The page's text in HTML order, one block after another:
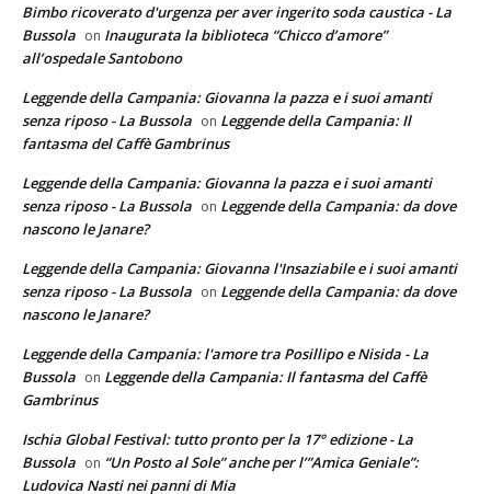
Bimbo ricoverato d'urgenza per aver ingerito soda caustica - La
Bussola on Inaugurata la biblioteca “Chicco d’amore”
all’ospedale Santobono
Leggende della Campania: Giovanna la pazza e i suoi amanti
senza riposo - La Bussola on Leggende della Campania: Il
fantasma del Caffè Gambrinus
Leggende della Campania: Giovanna la pazza e i suoi amanti
senza riposo - La Bussola on Leggende della Campania: da dove
nascono le Janare?
Leggende della Campania: Giovanna l'Insaziabile e i suoi amanti
senza riposo - La Bussola on Leggende della Campania: da dove
nascono le Janare?
Leggende della Campania: l'amore tra Posillipo e Nisida - La
Bussola on Leggende della Campania: Il fantasma del Caffè
Gambrinus
Ischia Global Festival: tutto pronto per la 17° edizione - La
Bussola on “Un Posto al Sole” anche per l’”Amica Geniale”:
Ludovica Nasti nei panni di Mia